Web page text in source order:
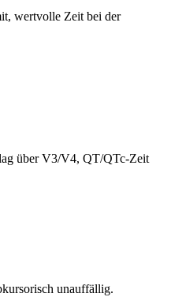
wertvolle Zeit bei der
über V3/V4, QT/QTc-Zeit
unauffällig.